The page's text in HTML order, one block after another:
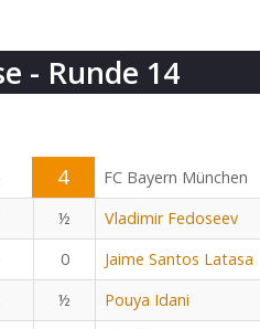
- Runde 14
4
FC Bayern München
½ Vladimir Fedoseev
0 Jaime Santos Latasa
½ Pouya Idani